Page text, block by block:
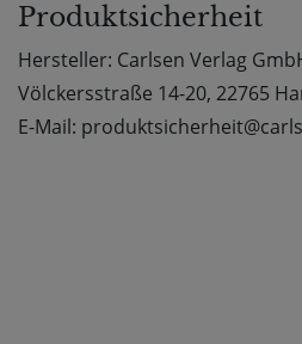
Produktsicherheit
Hersteller: Carlsen Verlag
Völckersstraße 14-20, 22765
E-Mail: